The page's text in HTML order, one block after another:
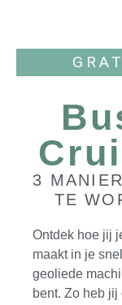
3
TE
Ontdek hoe jij
maakt in je
geoliede
bent. Zo heb